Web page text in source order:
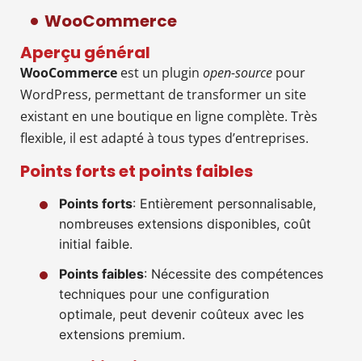
WooCommerce
Aperçu général
WooCommerce est un plugin open-source pour
WordPress, permettant de transformer un site
existant en une boutique en ligne complète. Très
flexible, il est adapté à tous types d’entreprises.
Points forts et points faibles
Points forts: Entièrement personnalisable,
nombreuses extensions disponibles, coût
initial faible.
Points faibles: Nécessite des compétences
techniques pour une configuration
optimale, peut devenir coûteux avec les
extensions premium.